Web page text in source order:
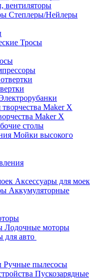
вентиляторы
Степлеры/Нейлеры
Тросы
Maker X
столы
Мойки высокого
Аксессуары для моек
Аккумуляторные
Лодочные моторы
для авто
Ручные пылесосы
Пускозарядные